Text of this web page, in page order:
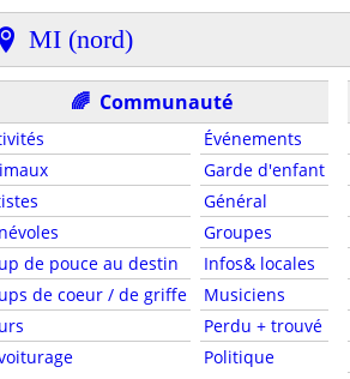
MI (nord)
🌈 Communauté
de pouce au destin
de coeur / de griffe
Événements
Garde d'enfant
Général
Groupes
Infos& locales
Musiciens
Perdu + trouvé
Politique